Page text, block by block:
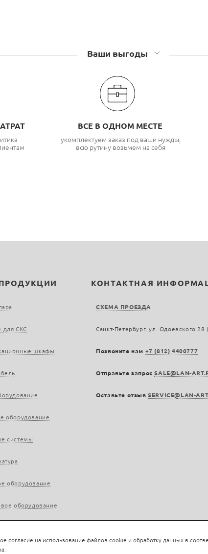
Ваши выгоды
ВСЕ В ОДНОМ МЕСТЕ
укомплектуем заказ под ваши нужды,
всю рутину возьмем на себя
для СКС
шкафы
оборудование
системы
оборудование
оборудование
КОНТАКТНАЯ
СХЕМА ПРОЕЗДА
Санкт-Петербург, ул. Одоевского
Позвоните нам +7 (812) 4400777
Отправьте запросSALE@LAN-
Оставьте отзывSERVICE@LAN-
согласие на использование файлов cookie и обработку данных в